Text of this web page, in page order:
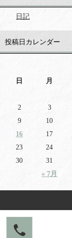
日記
投稿日カレンダー
日 月
« 7月
2
3
9
10
16
17
23
24
30
31